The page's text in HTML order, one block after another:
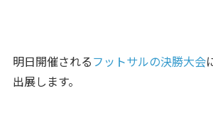
明日開催されるフットサルの決勝大会
出展します。